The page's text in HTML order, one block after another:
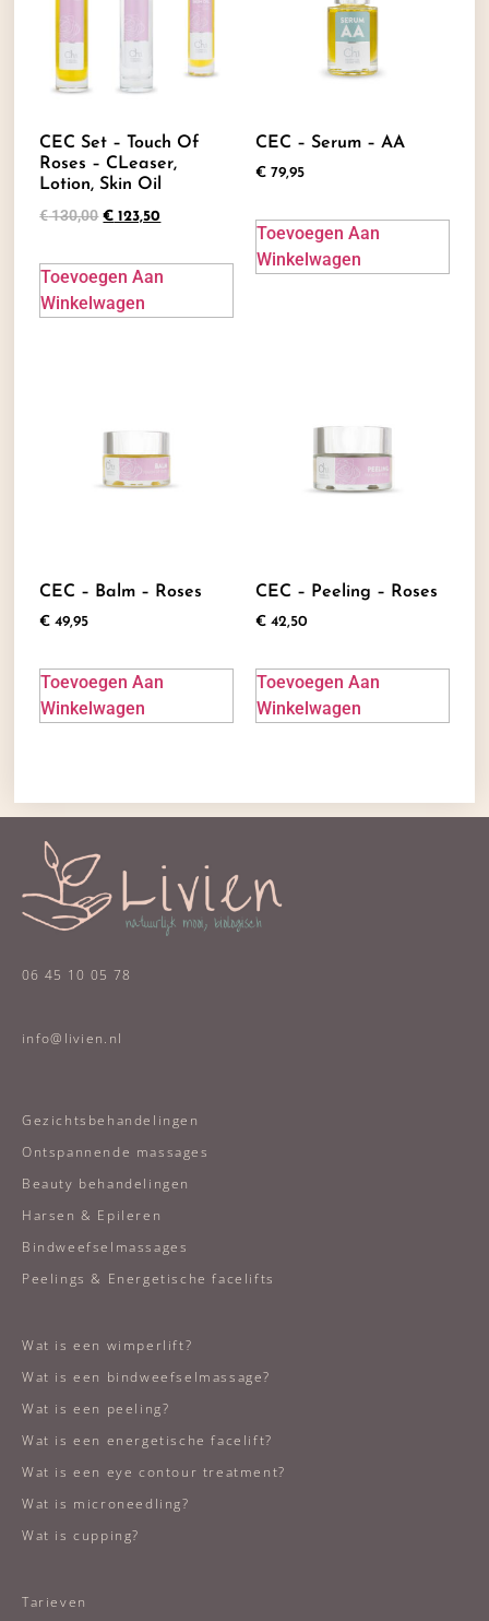
CEC Set – Touch Of
Roses – CLeaser,
Lotion, Skin Oil
€130,00 € 123,50
Toevoegen Aan
Winkelwagen
CEC – Serum – AA
€ 79,95
Toevoegen Aan
Winkelwagen
CEC – Balm – Roses
€ 49,95
Toevoegen Aan
Winkelwagen
CEC – Peeling – Roses
€ 42,50
Toevoegen Aan
Winkelwagen
06 45 10 05 78
info@livien.nl
Gezichtsbehandelingen
Ontspannende massages
Beauty behandelingen
Harsen & Epileren
Bindweefselmassages
Peelings & Energetische facelifts
Wat is een wimperlift?
Wat is een bindweefselmassage?
Wat is een peeling?
Wat is een energetische facelift?
Wat is een eye contour treatment?
Wat is microneedling?
Wat is cupping?
Tarieven